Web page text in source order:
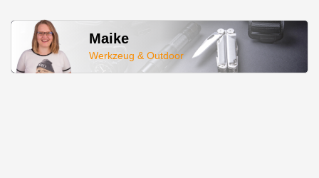
Maike
Werkzeug & Outdoor